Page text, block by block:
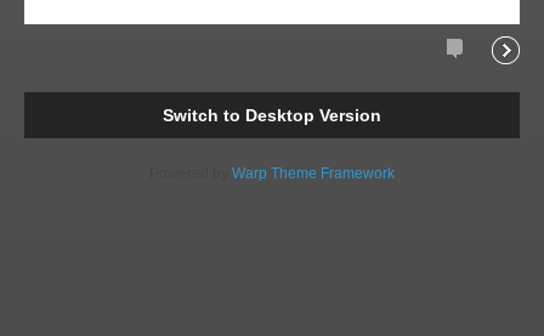
Comments
Switch to Desktop Version
Warp Theme Framework